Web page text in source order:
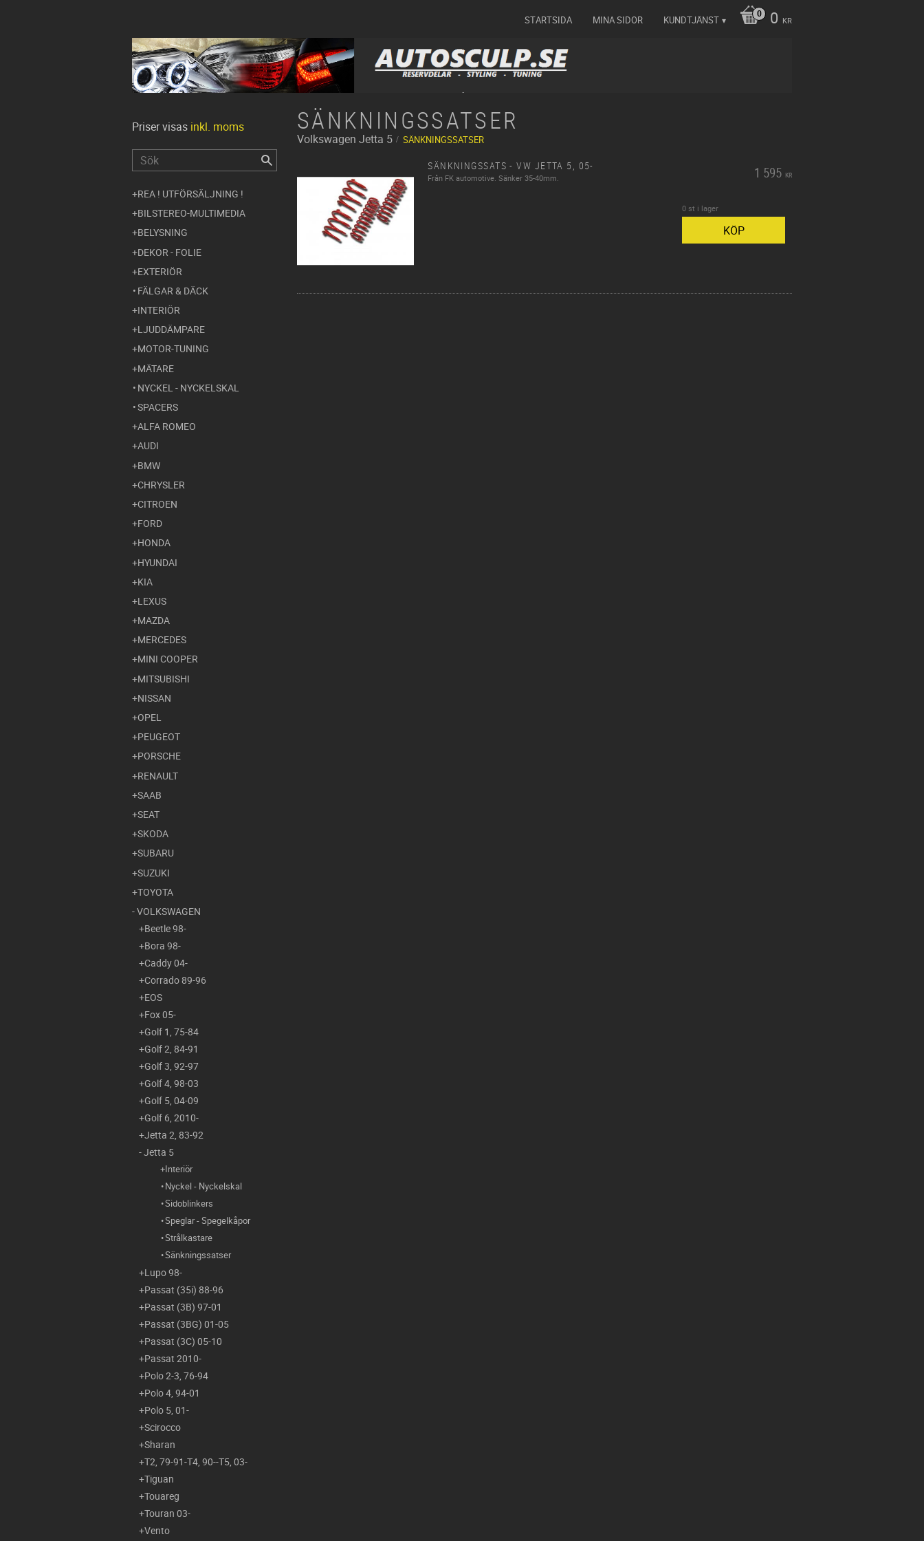
0 KR
STARTSIDA MINA SIDOR KUNDTJÄNST
SÄNKNINGSSATSER
Volkswagen Jetta 5 SÄNKNINGSSATSER
SÄNKNINGSSATS - VW JETTA 5, 05-
Från FK automotive. Sänker 35-40mm. 1 595 KR
0 st i lager
KÖP
Priser visas inkl. moms
REA ! UTFÖRSÄLJNING !
BILSTEREO-MULTIMEDIA
BELYSNING
DEKOR - FOLIE
EXTERIÖR
FÄLGAR & DÄCK
INTERIÖR
LJUDDÄMPARE
MOTOR-TUNING
MÄTARE
NYCKEL - NYCKELSKAL
SPACERS
ALFA ROMEO
AUDI
BMW
CHRYSLER
CITROEN
FORD
HONDA
HYUNDAI
KIA
LEXUS
MAZDA
MERCEDES
MINI COOPER
MITSUBISHI
NISSAN
OPEL
PEUGEOT
PORSCHE
RENAULT
SAAB
SEAT
SKODA
SUBARU
SUZUKI
TOYOTA
VOLKSWAGEN
Beetle 98-
Bora 98-
Caddy 04-
Corrado 89-96
EOS
Fox 05-
Golf 1, 75-84
Golf 2, 84-91
Golf 3, 92-97
Golf 4, 98-03
Golf 5, 04-09
Golf 6, 2010-
Jetta 2, 83-92
Jetta 5
Interiör
Nyckel - Nyckelskal
Sidoblinkers
Speglar - Spegelkåpor
Strålkastare
Sänkningssatser
Lupo 98-
Passat (35i) 88-96
Passat (3B) 97-01
Passat (3BG) 01-05
Passat (3C) 05-10
Passat 2010-
Polo 2-3, 76-94
Polo 4, 94-01
Polo 5, 01-
Scirocco
Sharan
T2, 79-91-T4, 90--T5, 03-
Tiguan
Touareg
Touran 03-
Vento